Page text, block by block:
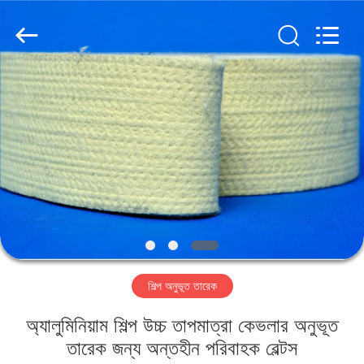
বাড়ি
পণ্য
আমাদের
সম্পর্কে
কারখানা
2026
LTD.
Rights
Reserved.
শিল্প অনুভূত তারেক
অ্যালুমিনিয়াম শিল্প উচ্চ তাপমাত্রা কেভলার অনুভূত
তারেক জন্য অন্তহীন পরিবাহক বেল্টস